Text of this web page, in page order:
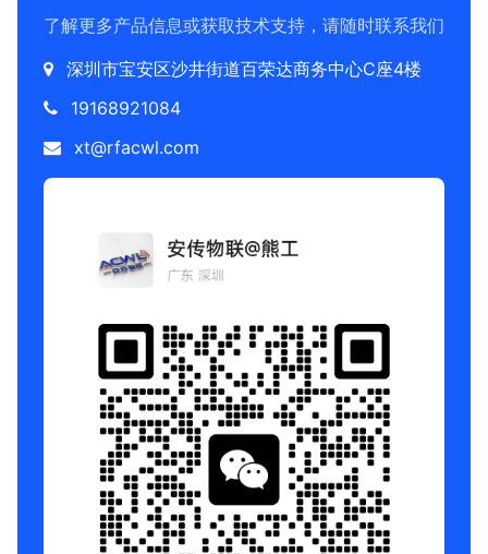
了解更多产品信息或获取技术支持，请随时联系我们
深圳市宝安区沙井街道百荣达商务中心C座4楼
19168921084
xt@rfacwl.com